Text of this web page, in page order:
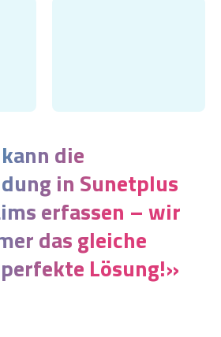
die
in Sunetplus
erfassen – wir
das gleiche
Lösung!»